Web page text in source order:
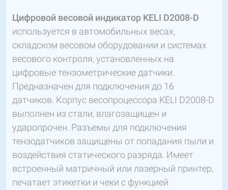
Цифровой весовой индикатор KELI D2008-D
используется в автомобильных весах,
складском весовом оборудовании и системах
весового контроля, установленных на
цифровые тензометрические датчики.
Предназначен для подключения до 16
датчиков. Корпус весопроцессора KELI D2008-D
выполнен из стали, влагозащищен и
ударопрочен. Разъемы для подключения
тензодатчиков защищены от попадания пыли и
воздействия статического разряда. Имеет
встроенный матричный или лазерный принтер,
печатает этикетки и чеки с функцией